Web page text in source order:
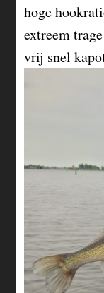
hoge
extreem
vrij snel